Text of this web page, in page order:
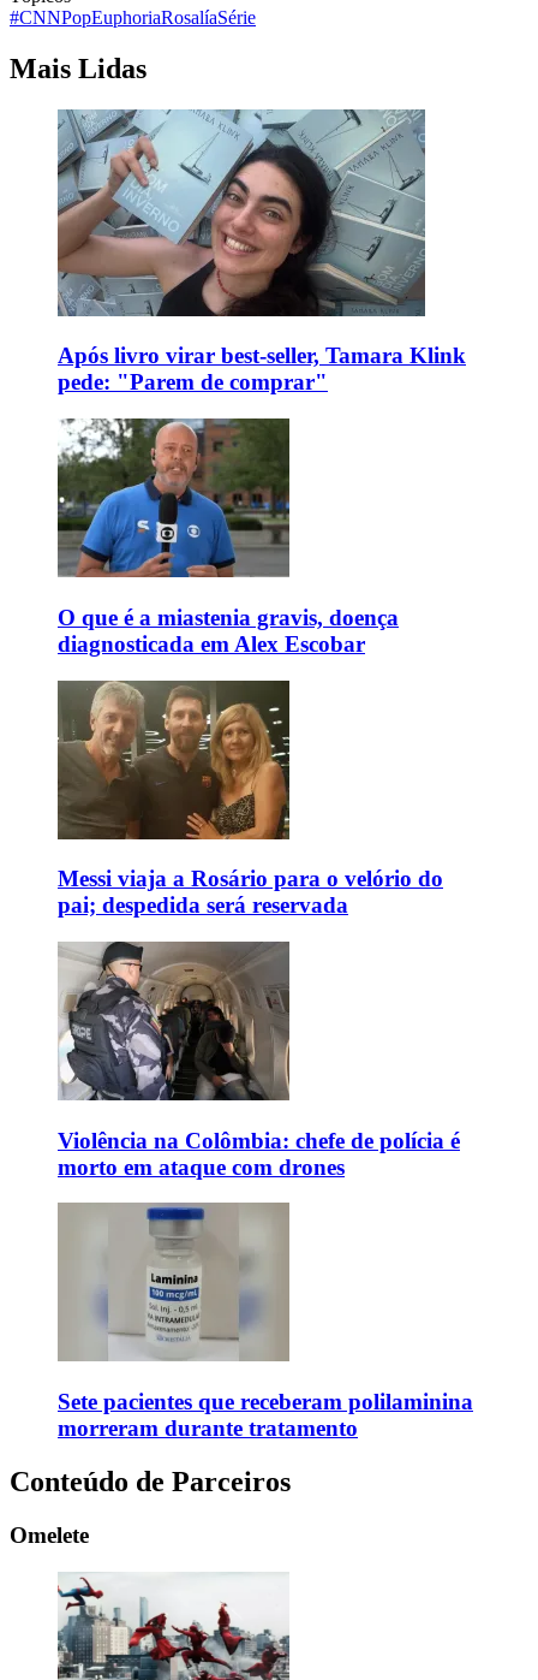
#CNNPopEuphoriaRosalíaSérie
Mais Lidas
Após livro virar best-seller, Tamara Klink
pede: "Parem de comprar"
O que é a miastenia gravis, doença
diagnosticada em Alex Escobar
Messi viaja a Rosário para o velório do
pai; despedida será reservada
Violência na Colômbia: chefe de polícia é
morto em ataque com drones
Sete pacientes que receberam polilaminina
morreram durante tratamento
Conteúdo de Parceiros
Omelete